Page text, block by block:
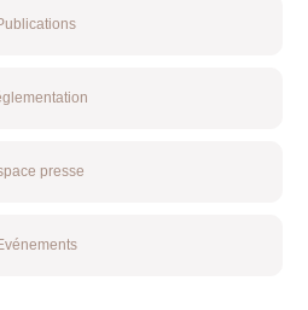
presse